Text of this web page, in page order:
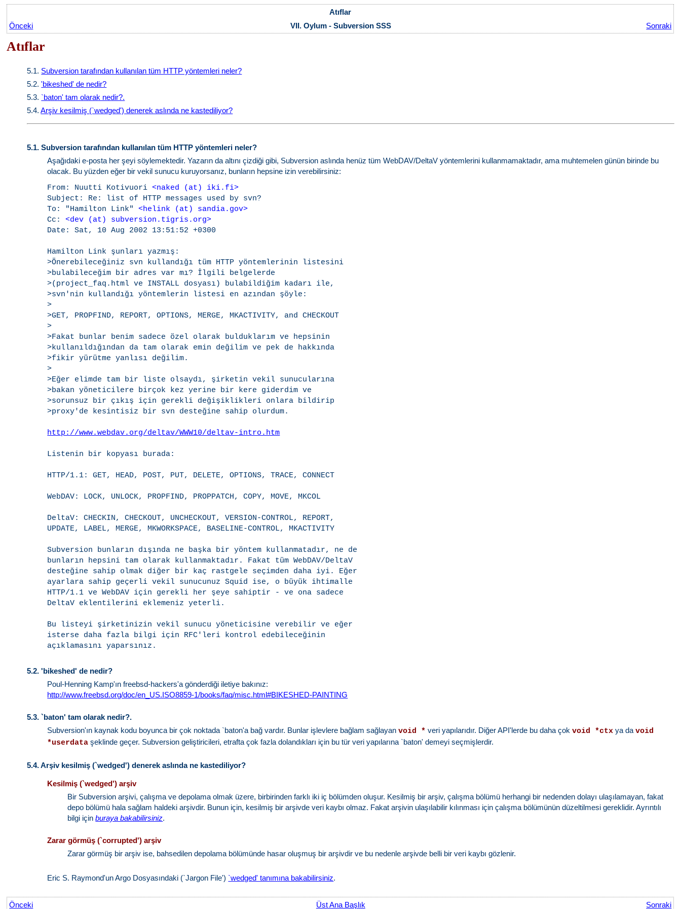
Atıflar
Önceki
VII. Oylum - Subversion SSS Sonraki
Atıflar
5.1. Subversion tarafından kullanılan tüm HTTP yöntemleri neler?
5.2.'bikeshed' de nedir?
5.3. `baton' tam olarak nedir?.
5.4.Arşiv kesilmiş (`wedged') denerek aslında ne kastediliyor?
5.1.Subversion tarafından kullanılan tüm HTTP yöntemleri neler?
Aşağıdaki e-posta her şeyi söylemektedir. Yazarın da altını çizdiği gibi, Subversion aslında henüz tüm WebDAV/DeltaV yöntemlerini kullanmamaktadır, ama muhtemelen günün birinde bu
olacak. Bu yüzden eğer bir vekil sunucu kuruyorsanız, bunların hepsine izin verebilirsiniz:
From: Nuutti Kotivuori <naked (at) iki.fi>
Subject: Re: list of HTTP messages used by svn?
To: "Hamilton Link" <helink (at) sandia.gov>
Cc: <dev (at) subversion.tigris.org>
Date: Sat, 10 Aug 2002 13:51:52 +0300
Hamilton Link şunları yazmış:
>Önerebileceğiniz svn kullandığı tüm HTTP yöntemlerinin listesini
>bulabileceğim bir adres var mı? İlgili belgelerde
>(project_faq.html ve INSTALL dosyası) bulabildiğim kadarı ile,
>svn'nin kullandığı yöntemlerin listesi en azından şöyle:
>
>GET, PROPFIND, REPORT, OPTIONS, MERGE, MKACTIVITY, and CHECKOUT
>
>Fakat bunlar benim sadece özel olarak bulduklarım ve hepsinin
>kullanıldığından da tam olarak emin değilim ve pek de hakkında
>fikir yürütme yanlısı değilim.
>
>Eğer elimde tam bir liste olsaydı, şirketin vekil sunucularına
>bakan yöneticilere birçok kez yerine bir kere giderdim ve
>sorunsuz bir çıkış için gerekli değişiklikleri onlara bildirip
>proxy'de kesintisiz bir svn desteğine sahip olurdum.
http://www.webdav.org/deltav/WWW10/deltav-intro.htm
Listenin bir kopyası burada:
HTTP/1.1: GET, HEAD, POST, PUT, DELETE, OPTIONS, TRACE, CONNECT
WebDAV: LOCK, UNLOCK, PROPFIND, PROPPATCH, COPY, MOVE, MKCOL
DeltaV: CHECKIN, CHECKOUT, UNCHECKOUT, VERSION-CONTROL, REPORT,
UPDATE, LABEL, MERGE, MKWORKSPACE, BASELINE-CONTROL, MKACTIVITY
Subversion bunların dışında ne başka bir yöntem kullanmatadır, ne de
bunların hepsini tam olarak kullanmaktadır. Fakat tüm WebDAV/DeltaV
desteğine sahip olmak diğer bir kaç rastgele seçimden daha iyi. Eğer
ayarlara sahip geçerli vekil sunucunuz Squid ise, o büyük ihtimalle
HTTP/1.1 ve WebDAV için gerekli her şeye sahiptir - ve ona sadece
DeltaV eklentilerini eklemeniz yeterli.
Bu listeyi şirketinizin vekil sunucu yöneticisine verebilir ve eğer
isterse daha fazla bilgi için RFC'leri kontrol edebileceğinin
5.2.'bikeshed' de nedir?
Poul-Henning Kamp'ın freebsd-hackers'a gönderdiği iletiye bakınız:
http://www.freebsd.org/doc/en_US.ISO8859-1/books/faq/misc.html#BIKESHED-PAINTING
5.3.`baton' tam olarak nedir?.
Subversion'ın kaynak kodu boyunca bir çok noktada `baton'a bağ vardır. Bunlar işlevlere bağlam sağlayanvoid * veri yapılarıdır. Diğer API'lerde bu daha çokvoid *ctx ya davoid
*userdata şeklinde geçer. Subversion geliştiricileri, etrafta çok fazla dolandıkları için bu tür veri yapılarına `baton' demeyi seçmişlerdir.
5.4.Arşiv kesilmiş (`wedged') denerek aslında ne kastediliyor?
Kesilmiş (`wedged') arşiv
Bir Subversion arşivi, çalışma ve depolama olmak üzere, birbirinden farklı iki iç bölümden oluşur. Kesilmiş bir arşiv, çalışma bölümü herhangi bir nedenden dolayı ulaşılamayan, fakat
depo bölümü hala sağlam haldeki arşivdir. Bunun için, kesilmiş bir arşivde veri kaybı olmaz. Fakat arşivin ulaşılabilir kılınması için çalışma bölümünün düzeltilmesi gereklidir. Ayrıntılı
bilgi içinburaya bakabilirsiniz.
Zarar görmüş (`corrupted') arşiv
Zarar görmüş bir arşiv ise, bahsedilen depolama bölümünde hasar oluşmuş bir arşivdir ve bu nedenle arşivde belli bir veri kaybı gözlenir.
Eric S. Raymond'un Argo Dosyasındaki (`Jargon File') `wedged' tanımına bakabilirsiniz.
Önceki Üst Ana Başlık Sonraki